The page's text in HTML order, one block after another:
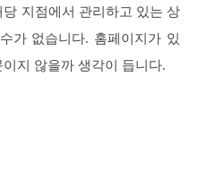
지점에서 관리하고 있는 상
가 없습니다. 홈페이지가 있
지 않을까 생각이 듭니다.